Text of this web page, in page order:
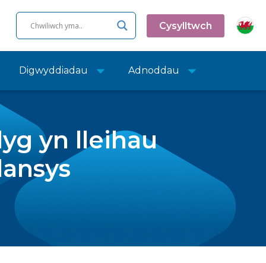
Cysylltwch
Digwyddiadau Adnoddau
yn lleihau